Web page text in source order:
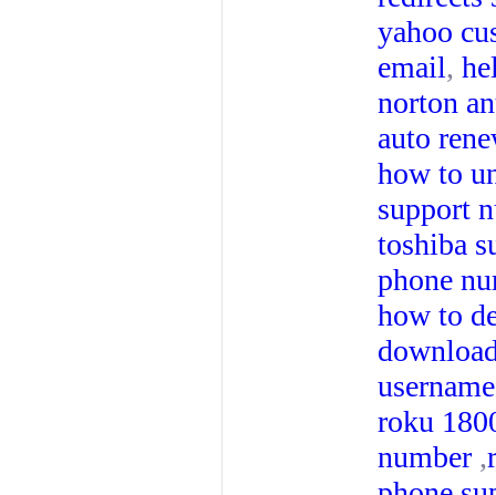
yahoo
email,
norton
auto
how to
support
toshiba
phone
how to
username
roku
number ,